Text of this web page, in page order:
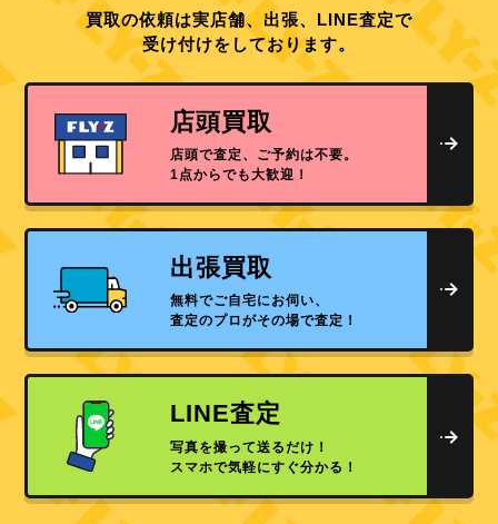
買取の依頼は実店舗、出張、LINE査定で
受け付けをしております。
店頭買取
店頭で査定、ご予約は不要。
1点からでも大歓迎！
出張買取
無料でご自宅にお伺い、
査定のプロがその場で査定！
LINE査定
写真を撮って送るだけ！
スマホで気軽にすぐ分かる！